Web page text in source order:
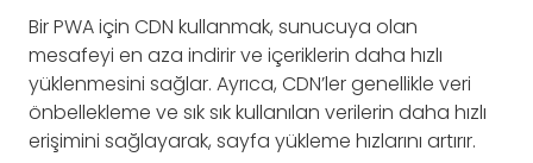
Bir PWA için CDN kullanmak, sunucuya olan
mesafeyi en aza indirir ve içeriklerin daha hızlı
yüklenmesini sağlar. Ayrıca, CDN’ler genellikle veri
önbellekleme ve sık sık kullanılan verilerin daha hızlı
erişimini sağlayarak, sayfa yükleme hızlarını artırır.